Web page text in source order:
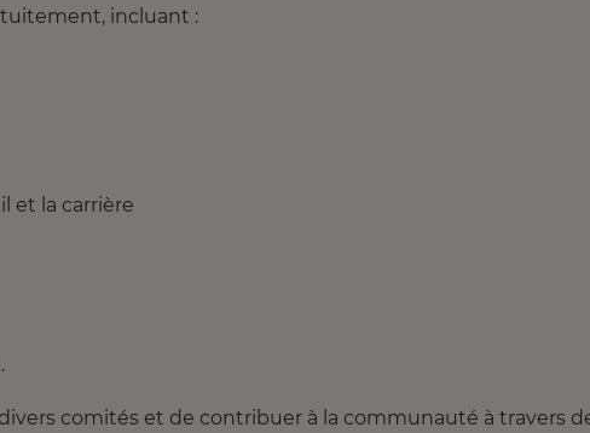
incluant :
et la carrière
comités et de contribuer à la communauté à travers